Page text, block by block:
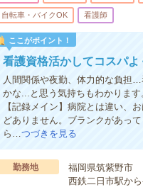
自転車・バイクOK 看護師
ここがポイント！
看護資格活かしてコスパよ
人間関係や夜勤、体力的な負担
かな...と思う気持ちもわかりま
【記録メイン】病院とは違い、
どありません。ブランクがあっ
ら…つづきを見る
勤務地
福岡県筑紫野市
西鉄二日市駅か